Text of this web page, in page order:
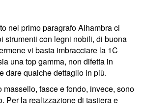
nel primo paragrafo Alhambra ci
strumenti con legni nobili, di buona
vi basta imbracciare la 1C
una top gamma, non difetta in
dare qualche dettaglio in più.
massello, fasce e fondo, invece, sono
Per la realizzazione di tastiera e